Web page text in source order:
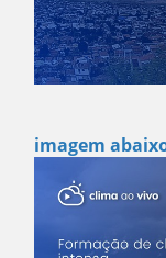
imagem